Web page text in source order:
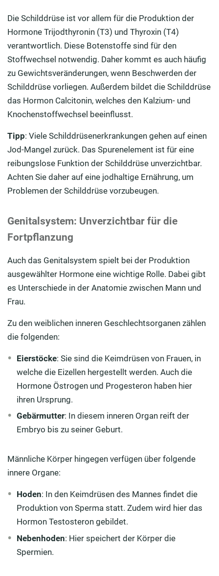
Die Schilddrüse ist vor allem für die Produktion der
Hormone Trijodthyronin (T3) und Thyroxin (T4)
verantwortlich. Diese Botenstoffe sind für den
Stoffwechsel notwendig. Daher kommt es auch häufig
zu Gewichtsveränderungen, wenn Beschwerden der
Schilddrüse vorliegen. Außerdem bildet die Schilddrüse
das Hormon Calcitonin, welches den Kalzium- und
Knochenstoffwechsel beeinflusst.
Tipp: Viele Schilddrüsenerkrankungen gehen auf einen
Jod-Mangel zurück. Das Spurenelement ist für eine
reibungslose Funktion der Schilddrüse unverzichtbar.
Achten Sie daher auf eine jodhaltige Ernährung, um
Problemen der Schilddrüse vorzubeugen.
Genitalsystem: Unverzichtbar für die
Fortpflanzung
Auch das Genitalsystem spielt bei der Produktion
ausgewählter Hormone eine wichtige Rolle. Dabei gibt
es Unterschiede in der Anatomie zwischen Mann und
Frau.
Zu den weiblichen inneren Geschlechtsorganen zählen
die folgenden:
Eierstöcke: Sie sind die Keimdrüsen von Frauen, in
welche die Eizellen hergestellt werden. Auch die
Hormone Östrogen und Progesteron haben hier
ihren Ursprung.
Gebärmutter: In diesem inneren Organ reift der
Embryo bis zu seiner Geburt.
Männliche Körper hingegen verfügen über folgende
innere Organe:
Hoden: In den Keimdrüsen des Mannes findet die
Produktion von Sperma statt. Zudem wird hier das
Hormon Testosteron gebildet.
Nebenhoden: Hier speichert der Körper die
Spermien.